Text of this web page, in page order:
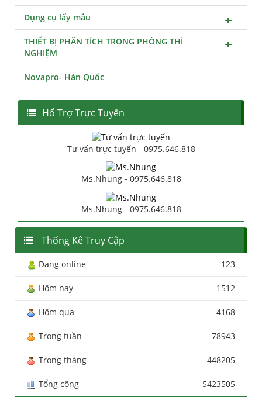
Dụng cụ lấy mẫu
THIẾT BỊ PHÂN TÍCH TRONG PHÒNG THÍ
NGHIỆM
Novapro- Hàn Quốc
Hổ Trợ Trực Tuyến
Tư vấn trực tuyến - 0975.646.818
Ms.Nhung - 0975.646.818
Ms.Nhung - 0975.646.818
Thống Kê Truy Cập
Đang online 123
Hôm nay 1512
Hôm qua 4168
Trong tuần 78943
Trong tháng 448205
Tổng cộng 5423505